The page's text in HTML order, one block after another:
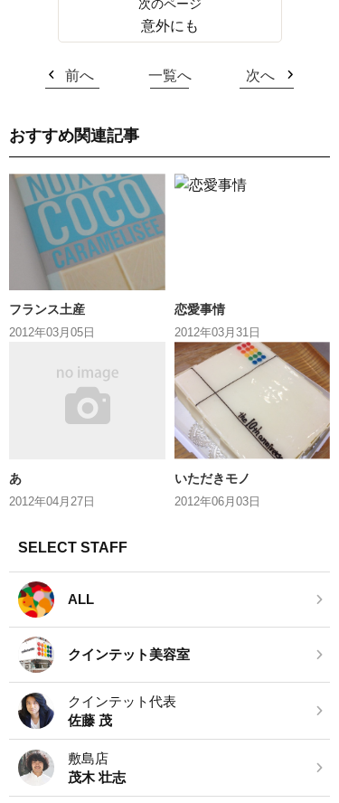
意外にも
前へ 一覧へ 次へ
おすすめ関連記事
フランス土産
2012年03月05日
恋愛事情
2012年03月31日
あ
2012年04月27日
いただきモノ
2012年06月03日
SELECT STAFF
ALL
クインテット美容室
クインテット代表
佐藤 茂
敷島店
茂木 壮志